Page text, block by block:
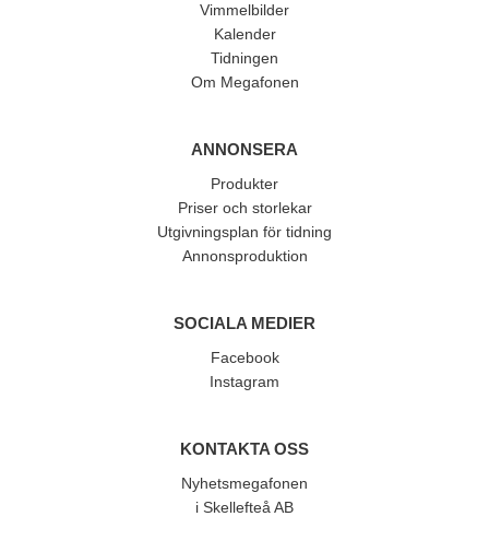
Vimmelbilder
Kalender
Tidningen
Om Megafonen
ANNONSERA
Produkter
Priser och storlekar
Utgivningsplan för tidning
Annonsproduktion
SOCIALA MEDIER
Facebook
Instagram
KONTAKTA OSS
Nyhetsmegafonen
i Skellefteå AB